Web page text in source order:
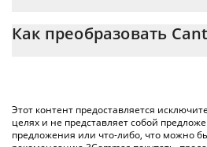
цену конвертации CC в BTC, просто
Вы также можете использовать
цен Canton, чтобы проверить
основных фиатных и
Как преобразовать
Этот контент предоставляется
целях и не представляет собой
предложения или что-либо, что можно